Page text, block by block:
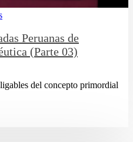
Peruanas de
(Parte 03)
del concepto primordial